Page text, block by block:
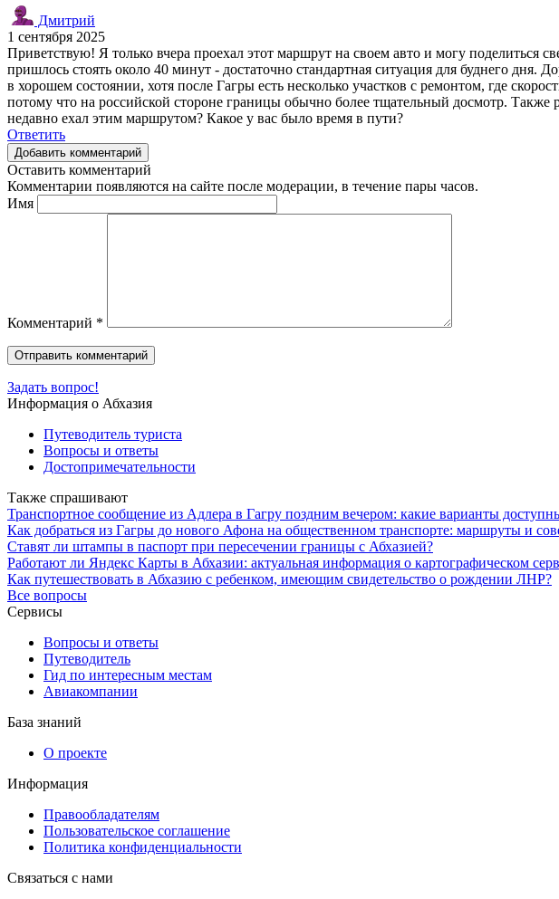
Дмитрий
1 сентября 2025
Приветствую! Я только вчера проехал этот маршрут на своем авто и могу
пришлось стоять около 40 минут - достаточно стандартная ситуация для буднего
в хорошем состоянии, хотя после Гагры есть несколько участков с ремонтом, где
потому что на российской стороне границы обычно более тщательный досмотр. Также
недавно ехал этим маршрутом? Какое у вас было время в пути?
Ответить
Добавить комментарий
Оставить комментарий
Комментарии появляются на сайте после модерации, в течение пары часов.
Имя
Комментарий *
Задать вопрос!
Информация о Абхазия
Путеводитель туриста
Вопросы и ответы
Достопримечательности
Также спрашивают
Транспортное сообщение из Адлера в Гагру поздним вечером: какие варианты
Как добраться из Гагры до нового Афона на общественном транспорте: маршруты и
Ставят ли штампы в паспорт при пересечении границы с Абхазией?
Работают ли Яндекс Карты в Абхазии: актуальная информация о картографическом
Как путешествовать в Абхазию с ребенком, имеющим свидетельство о рождении ЛНР?
Все вопросы
Сервисы
Вопросы и ответы
Путеводитель
Гид по интересным местам
Авиакомпании
База знаний
О проекте
Информация
Правообладателям
Пользовательское соглашение
Политика конфиденциальности
Связаться с нами